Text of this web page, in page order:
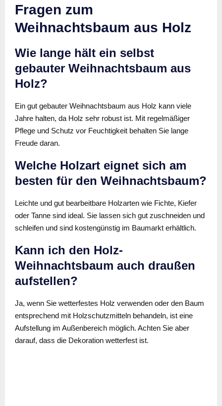
Fragen zum
Weihnachtsbaum aus Holz
Wie lange hält ein selbst
gebauter Weihnachtsbaum aus
Holz?
Ein gut gebauter Weihnachtsbaum aus Holz kann viele
Jahre halten, da Holz sehr robust ist. Mit regelmäßiger
Pflege und Schutz vor Feuchtigkeit behalten Sie lange
Freude daran.
Welche Holzart eignet sich am
besten für den Weihnachtsbaum?
Leichte und gut bearbeitbare Holzarten wie Fichte, Kiefer
oder Tanne sind ideal. Sie lassen sich gut zuschneiden und
schleifen und sind kostengünstig im Baumarkt erhältlich.
Kann ich den Holz-
Weihnachtsbaum auch draußen
aufstellen?
Ja, wenn Sie wetterfestes Holz verwenden oder den Baum
entsprechend mit Holzschutzmitteln behandeln, ist eine
Aufstellung im Außenbereich möglich. Achten Sie aber
darauf, dass die Dekoration wetterfest ist.